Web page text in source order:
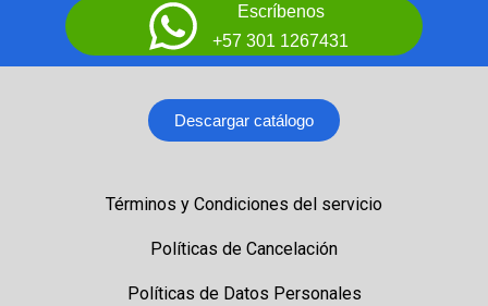
Escríbenos
+57 301 1267431
Descargar catálogo
Términos y Condiciones del servicio
Políticas de Cancelación
Políticas de Datos Personales